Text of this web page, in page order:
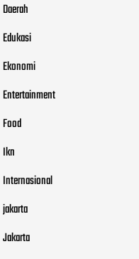
Daerah
Edukasi
Ekonomi
Entertainment
Food
Ikn
Internasional
jakarta
Jakarta